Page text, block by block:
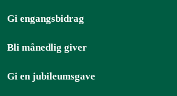
Gi engangsbidrag
Bli månedlig giver
Gi en jubileumsgave